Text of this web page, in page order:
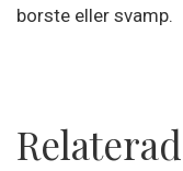
borste eller svamp.